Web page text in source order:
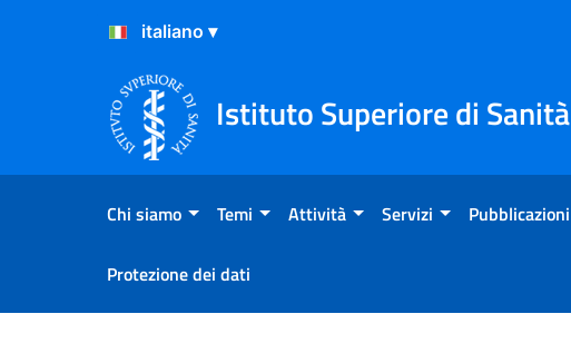
Salta al Contenuto
Salta al Footer
Istituto Superiore di Sanità
Chi siamo Temi Attività Servizi Pubblicazioni
Protezione dei dati